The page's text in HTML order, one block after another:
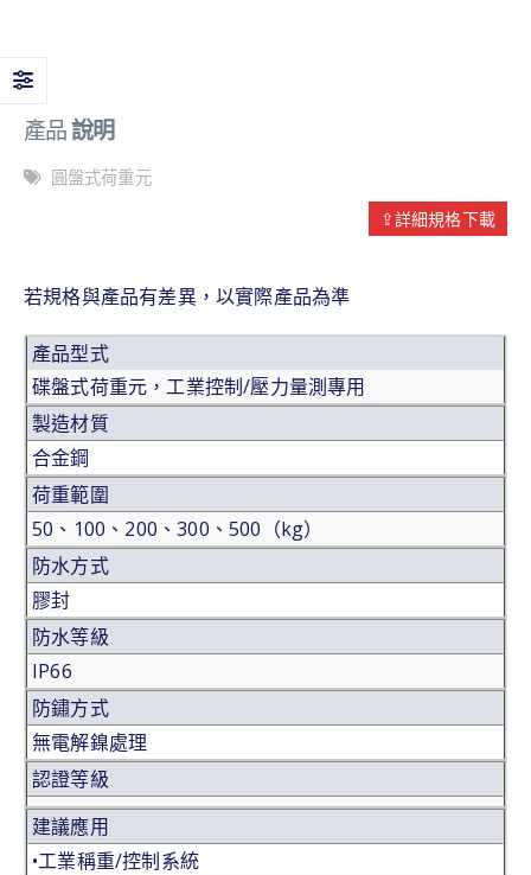
產品說明
圓盤式荷重元
⇪詳細規格下載
若規格與產品有差異，以實際產品為準
產品型式
碟盤式荷重元，工業控制/壓力量測專用
製造材質
合金鋼
荷重範圍
50、100、200、300、500（kg）
防水方式
膠封
防水等級
IP66
防鏽方式
無電解鎳處理
認證等級
建議應用
•工業稱重/控制系統